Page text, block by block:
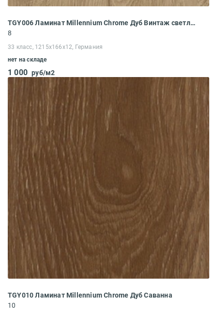
TGY006 Ламинат Millennium Chrome Дуб Винтаж светлый
8
33 класс, 1215x166x12, Германия
нет на складе
1 000 руб/м2
TGY010 Ламинат Millennium Chrome Дуб Саванна
10